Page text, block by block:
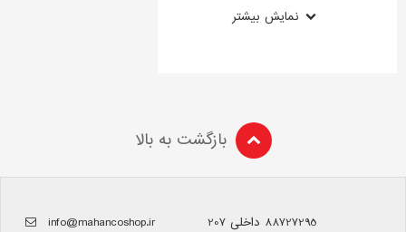
نمایش بیشتر
بازگشت به بالا
88727295 داخلی 207
info@mahancoshop.ir